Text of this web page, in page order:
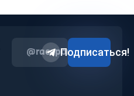
@raceport2022
Подписаться!